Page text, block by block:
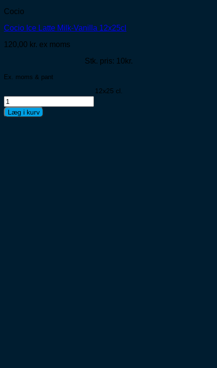
Cocio
Cocio Ice Latte Milk-Vanilla 12x25cl
120,00 kr. ex moms
Stk. pris: 10kr.
Ex. moms & pant
12x25 cl.
Cocio
Ice
Latte
Læg i kurv